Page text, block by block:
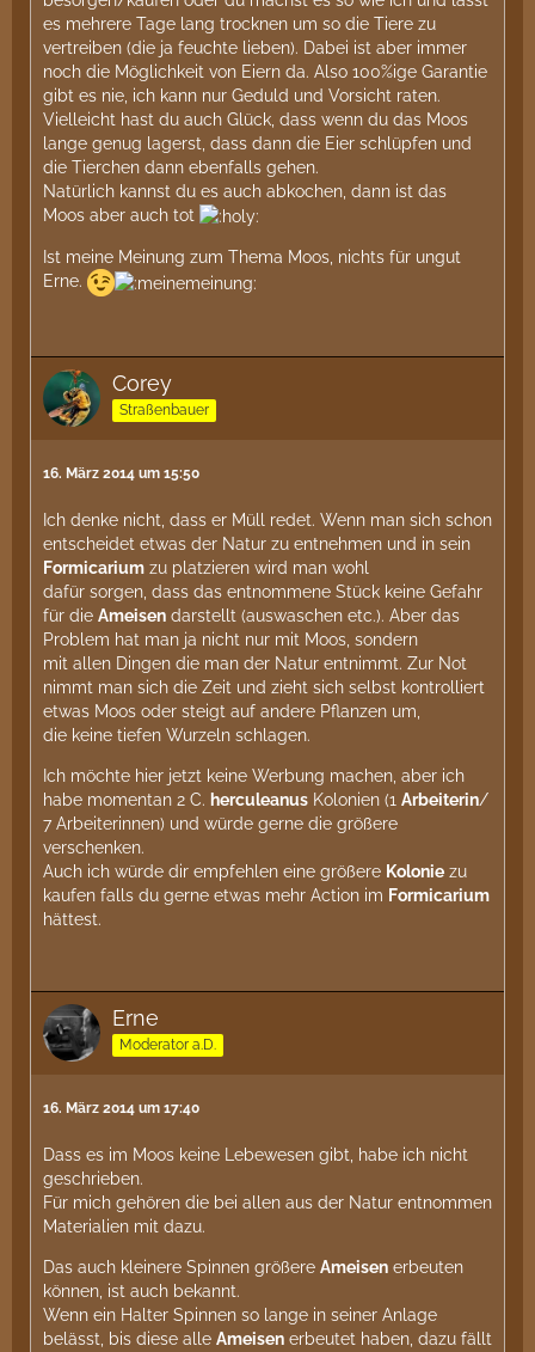
es mehrere Tage lang trocknen um so die Tiere zu
vertreiben (die ja feuchte lieben). Dabei ist aber immer
noch die Möglichkeit von Eiern da. Also 100%ige Garantie
gibt es nie, ich kann nur Geduld und Vorsicht raten.
Vielleicht hast du auch Glück, dass wenn du das Moos
lange genug lagerst, dass dann die Eier schlüpfen und
die Tierchen dann ebenfalls gehen.
Natürlich kannst du es auch abkochen, dann ist das
Moos aber auch tot
Ist meine Meinung zum Thema Moos, nichts für ungut
Erne.
Corey
Straßenbauer
16. März 2014 um 15:50
Ich denke nicht, dass er Müll redet. Wenn man sich schon
entscheidet etwas der Natur zu entnehmen und in sein
Formicarium zu platzieren wird man wohl
dafür sorgen, dass das entnommene Stück keine Gefahr
für die Ameisen darstellt (auswaschen etc.). Aber das
Problem hat man ja nicht nur mit Moos, sondern
mit allen Dingen die man der Natur entnimmt. Zur Not
nimmt man sich die Zeit und zieht sich selbst kontrolliert
etwas Moos oder steigt auf andere Pflanzen um,
die keine tiefen Wurzeln schlagen.
Ich möchte hier jetzt keine Werbung machen, aber ich
habe momentan 2 C. herculeanus Kolonien (1 Arbeiterin/
7 Arbeiterinnen) und würde gerne die größere
verschenken.
Auch ich würde dir empfehlen eine größere Kolonie zu
kaufen falls du gerne etwas mehr Action im Formicarium
hättest.
Erne
Moderator a.D.
16. März 2014 um 17:40
Dass es im Moos keine Lebewesen gibt, habe ich nicht
geschrieben.
Für mich gehören die bei allen aus der Natur entnommen
Materialien mit dazu.
Das auch kleinere Spinnen größere Ameisen erbeuten
können, ist auch bekannt.
Wenn ein Halter Spinnen so lange in seiner Anlage
belässt, bis diese alle Ameisen erbeutet haben, dazu fällt